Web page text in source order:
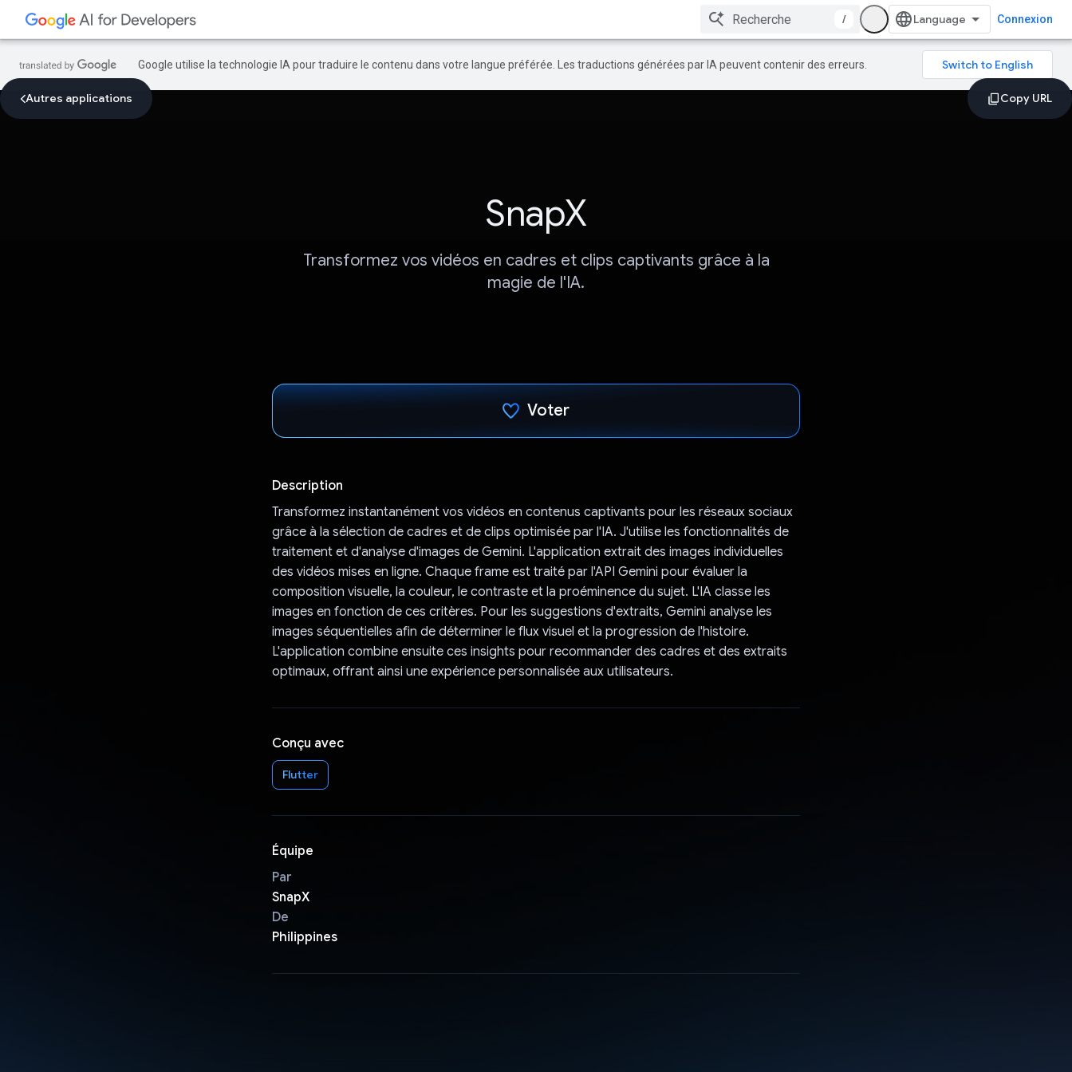
/ Connexion
Google utilise la technologie IA pour traduire le contenu dans votre langue préférée. Les traductions générées par IA peuvent contenir des erreurs.
Autres applications
SnapX
Transformez vos vidéos en cadres et clips captivants grâce à la
magie de l'IA.
Voter
Description
Transformez instantanément vos vidéos en contenus captivants pour les réseaux sociaux
grâce à la sélection de cadres et de clips optimisée par l'IA. J'utilise les fonctionnalités de
traitement et d'analyse d'images de Gemini. L'application extrait des images individuelles
des vidéos mises en ligne. Chaque frame est traité par l'API Gemini pour évaluer la
composition visuelle, la couleur, le contraste et la proéminence du sujet. L'IA classe les
images en fonction de ces critères. Pour les suggestions d'extraits, Gemini analyse les
images séquentielles afin de déterminer le flux visuel et la progression de l'histoire.
L'application combine ensuite ces insights pour recommander des cadres et des extraits
optimaux, offrant ainsi une expérience personnalisée aux utilisateurs.
Conçu avec
Flutter
Équipe
Par
SnapX
De
Philippines